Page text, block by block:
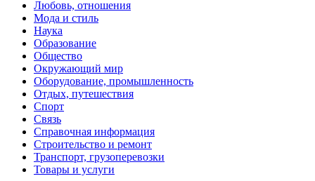
Любовь, отношения
Мода и стиль
Наука
Образование
Общество
Окружающий мир
Оборудование, промышленность
Отдых, путешествия
Спорт
Связь
Справочная информация
Строительство и ремонт
Транспорт, грузоперевозки
Товары и услуги